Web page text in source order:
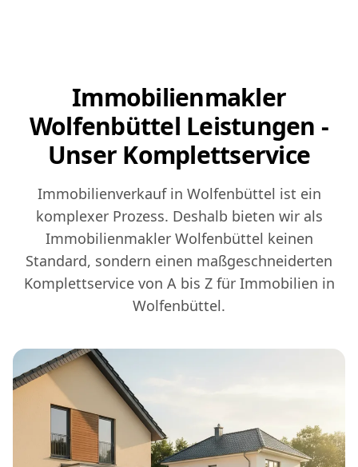
Immobilienmakler
Wolfenbüttel Leistungen -
Unser Komplettservice
Immobilienverkauf in Wolfenbüttel ist ein
komplexer Prozess. Deshalb bieten wir als
Immobilienmakler Wolfenbüttel keinen
Standard, sondern einen maßgeschneiderten
Komplettservice von A bis Z für Immobilien in
Wolfenbüttel.